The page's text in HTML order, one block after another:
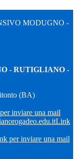
MODUGNO -
- RUTIGLIANO -
(BA)
inviare una mail
Link
per inviare una mail